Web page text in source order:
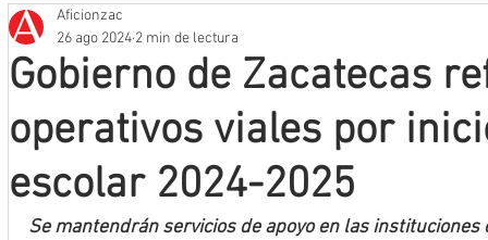
Que no se olvide
Mineros LNBP
Gobierno de Zacatecas
operativos viales por
escolar 2024-2025
Aficionzac
26 ago 2024 2 min de lectura
Se mantendrán servicios de apoyo en las